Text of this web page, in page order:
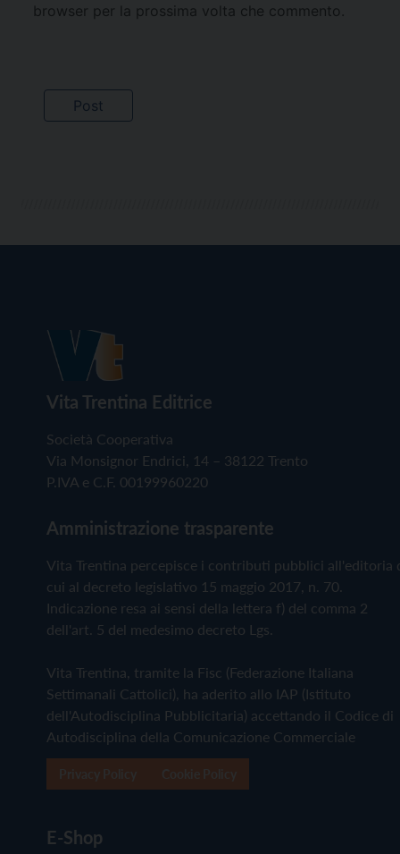
browser per la prossima volta che commento.
Vita Trentina Editrice
Società Cooperativa
Via Monsignor Endrici, 14 – 38122 Trento
P.IVA e C.F. 00199960220
Amministrazione trasparente
Vita Trentina percepisce i contributi pubblici all'editoria
cui al decreto legislativo 15 maggio 2017, n. 70.
Indicazione resa ai sensi della lettera f) del comma 2
dell'art. 5 del medesimo decreto Lgs.
Vita Trentina, tramite la Fisc (Federazione Italiana
Settimanali Cattolici), ha aderito allo IAP (Istituto
dell'Autodisciplina Pubblicitaria) accettando il Codice di
Autodisciplina della Comunicazione Commerciale
E-Shop